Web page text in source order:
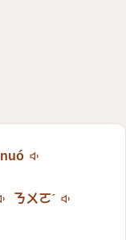
nuó
ㄋㄨㄛˊ